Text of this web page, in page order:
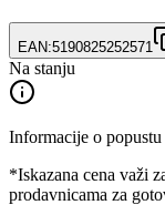
EAN:5190825252571
Na stanju
Informacije o popustu
*Iskazana cena važi
prodavnicama za